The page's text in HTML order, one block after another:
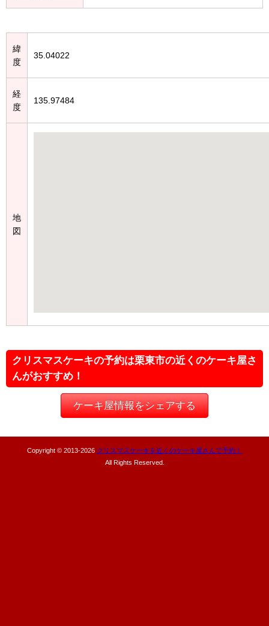
緯
度
35.04022
経
度
135.97484
地
図
クリスマスケーキの予約は栗東市の近くのケーキ屋さ
んがおすすめ！
ケーキ屋情報をシェアする
Copyright © 2013-2026 クリスマスケーキを近くのケーキ屋さんで予約！
All Rights Reserved.